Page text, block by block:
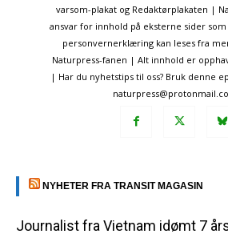
varsom-plakat og Redaktørplakaten |
ansvar for innhold på eksterne sider
personvernerklæring kan leses fra
Naturpress-fanen | Alt innhold er
| Har du nyhetstips til oss? Bruk denne
NYHETER FRA TRANSIT MAGASIN
Journalist fra Vietnam idømt 7